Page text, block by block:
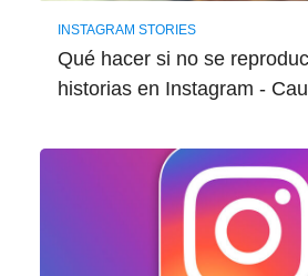
INSTAGRAM STORIES
Qué hacer si no se
historias en Instagram -